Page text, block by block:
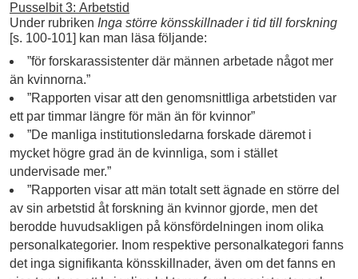
Pusselbit 3: Arbetstid
Under rubriken Inga större könsskillnader i tid till forskning
[s. 100-101] kan man läsa följande:
”för forskarassistenter där männen arbetade något mer
än kvinnorna.”
”Rapporten visar att den genomsnittliga arbetstiden var
ett par timmar längre för män än för kvinnor”
”De manliga institutionsledarna forskade däremot i
mycket högre grad än de kvinnliga, som i stället
undervisade mer.”
”Rapporten visar att män totalt sett ägnade en större del
av sin arbetstid åt forskning än kvinnor gjorde, men det
berodde huvudsakligen på könsfördelningen inom olika
personalkategorier. Inom respektive personalkategori fanns
det inga signifikanta könsskillnader, även om det fanns en